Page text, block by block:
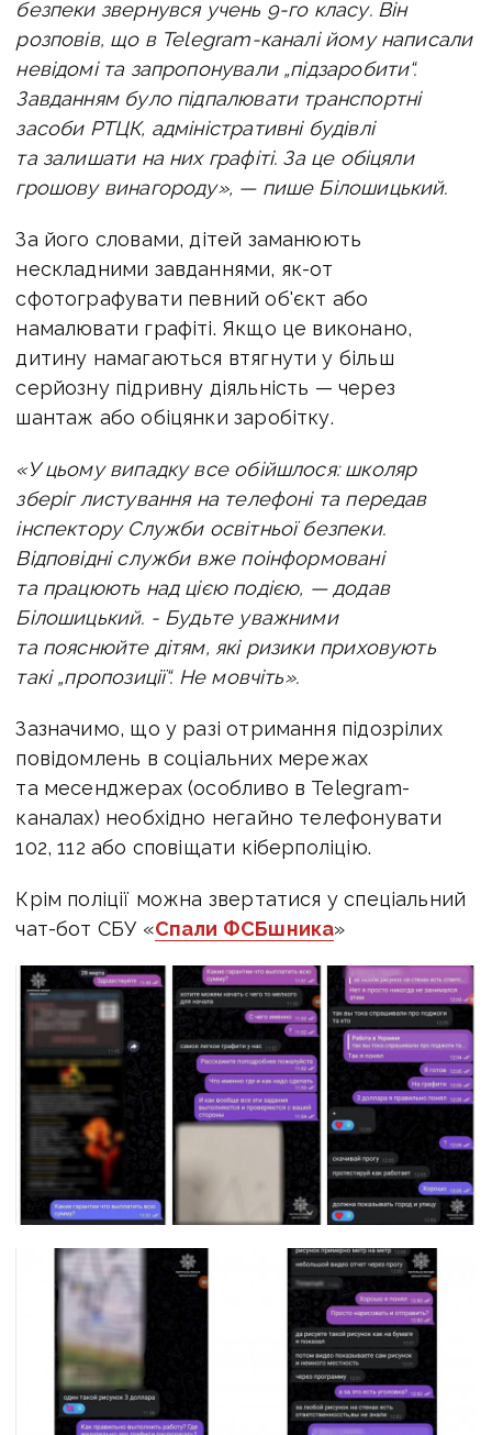
безпеки звернувся учень 9-го класу. Він
розповів, що в Telegram-каналі йому написали
невідомі та запропонували „підзаробити“.
Завданням було підпалювати транспортні
засоби РТЦК, адміністративні будівлі
та залишати на них графіті. За це обіцяли
грошову винагороду», — пише Білошицький.
За його словами, дітей заманюють
нескладними завданнями, як-от
сфотографувати певний об'єкт або
намалювати графіті. Якщо це виконано,
дитину намагаються втягнути у більш
серйозну підривну діяльність — через
шантаж або обіцянки заробітку.
«У цьому випадку все обійшлося: школяр
зберіг листування на телефоні та передав
інспектору Служби освітньої безпеки.
Відповідні служби вже поінформовані
та працюють над цією подією, — додав
Білошицький. -Будьте уважними
та пояснюйте дітям, які ризики приховують
такі „пропозиції“. Не мовчіть».
Зазначимо, що у разі отримання підозрілих
повідомлень в соціальних мережах
та месенджерах (особливо в Telegram-
каналах) необхідно негайно телефонувати
102, 112 або сповіщати кіберполіцію.
Крім поліції можна звертатися успеціальний
чат-бот СБУ «Спали ФСБшника»